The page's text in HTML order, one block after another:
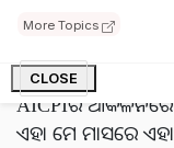
More Topics
CLOSE
Government
ଭତ୍ତା ବୃଦ୍ଧି ଘୋଷଣା
AICPIର ଆକଳନରେ
ଏହା ମେ ମାସରେ